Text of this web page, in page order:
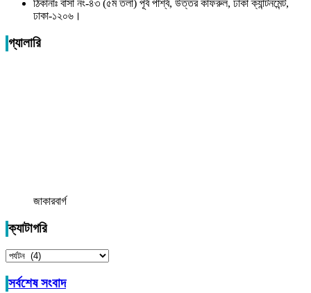
ঠিকানাঃ বাসা নং-৪৩ (৫ম তলা) পূর্ব পার্শ্ব, উত্তর কাফরুল, ঢাকা ক্যান্টনমেন্ট,
ঢাকা-১২০৬।
গ্যালারি
জাকারবার্গ
ক্যাটাগরি
ক্যাটাগরি
সর্বশেষ সংবাদ